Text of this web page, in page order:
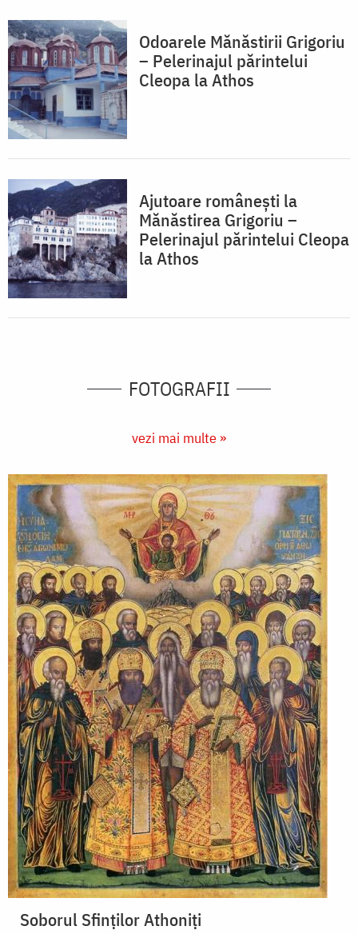
Odoarele Mănăstirii Grigoriu
– Pelerinajul părintelui
Cleopa la Athos
Ajutoare românești la
Mănăstirea Grigoriu –
Pelerinajul părintelui Cleopa
la Athos
FOTOGRAFII
vezi mai multe »
Soborul Sfinților Athoniți